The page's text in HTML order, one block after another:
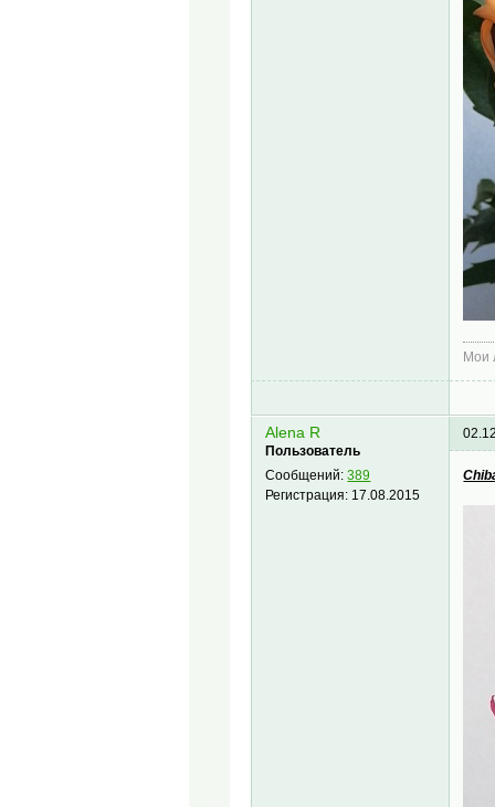
Мои
Alena R
Пользователь
Сообщений:389
Регистрация: 17.08.2015